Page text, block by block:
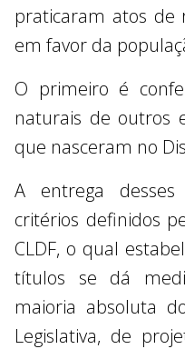
praticaram atos de
em favor da
O primeiro é
naturais de outros
que nasceram no
A entrega
critérios definidos
CLDF, o qual
títulos se dá
maioria absoluta
Legislativa, de